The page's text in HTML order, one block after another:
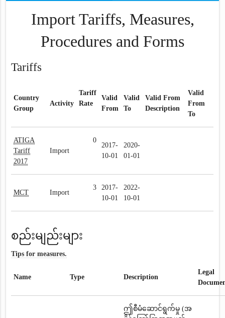
Import Tariffs, Measures,
Procedures and Forms
Tariffs
Country
Group
Activity
Tariff
Rate
Valid
From
Valid
To
Valid From
Description
Valid
From
To
ATIGA
Tariff
2017
Import
0
2017-
10-01
2020-
01-01
MCT Import
3
2017-
10-01
2022-
10-01
စည်းမျည်းများ
Tips for measures.
Name Type Description
Legal
ဤစီမံဆောင်ရွက်မှု (အ